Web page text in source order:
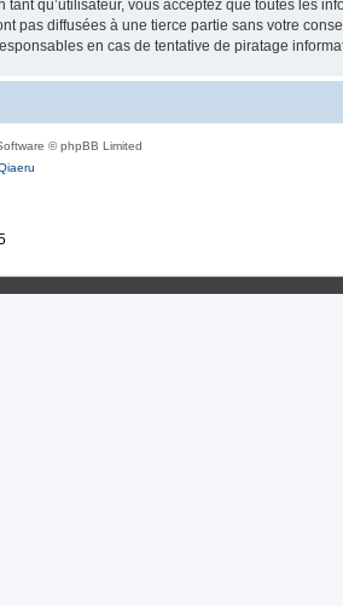
tant qu’utilisateur, vous acceptez que toutes les
pas diffusées à une tierce partie sans votre
en cas de tentative de piratage
© phpBB Limited